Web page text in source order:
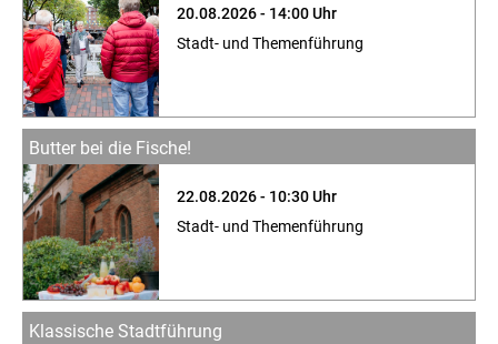
20.08.2026 - 14:00 Uhr
Stadt- und Themenführung
Butter bei die Fische!
22.08.2026 - 10:30 Uhr
Stadt- und Themenführung
Klassische Stadtführung